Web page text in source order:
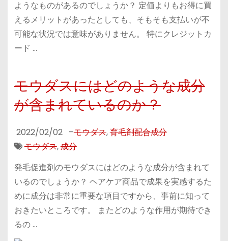
ようなものがあるのでしょうか？ 定価よりもお得に買
えるメリットがあったとしても、そもそも支払いが不
可能な状況では意味がありません。 特にクレジットカ
ード …
モウダスにはどのような成分
が含まれているのか？
2022/02/02 –モウダス,育毛剤配合成分
モウダス,成分
発毛促進剤のモウダスにはどのような成分が含まれて
いるのでしょうか？ ヘアケア商品で成果を実感するた
めに成分は非常に重要な項目ですから、事前に知って
おきたいところです。 またどのような作用が期待でき
るの …